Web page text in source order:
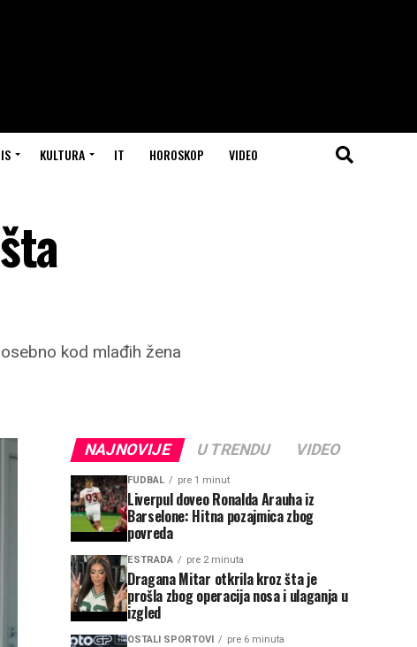
KULTURA IT HOROSKOP VIDEO
kod mlađih žena
NAJNOVIJE U TRENDU VIDEO
FUDBAL pre 1 minut
Liverpul doveo Ronalda Arauha iz
Barselone: Hitna pozajmica zbog
povreda
ESTRADA pre 2 minuta
Dragana Mitar otkrila kroz šta je
prošla zbog operacija nosa i ulaganja u
izgled
OSTALI SPORTOVI pre 6 minuta